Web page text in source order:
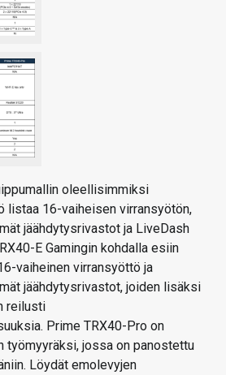
oleellisimmiksi
listaa 16-vaiheisen virransyötön,
jäähdytysrivastot ja LiveDash
E Gamingin kohdalla esiin
vaiheinen virransyöttö ja
jäähdytysrivastot, joiden lisäksi
reilusti
Prime TRX40-Pro on
työmyyräksi, jossa on panostettu
Löydät emolevyjen